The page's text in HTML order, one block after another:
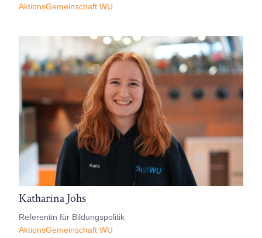
AktionsGemeinschaft WU
Katharina Johs
Referentin für Bildungspolitik
AktionsGemeinschaft WU